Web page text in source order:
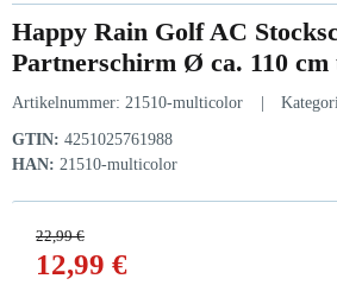
Happy Rain Golf AC
Partnerschirm Ø ca. 110
Artikelnummer: 21510-multicolor
GTIN: 4251025761988
HAN: 21510-multicolor
22,99 €
12,99 €